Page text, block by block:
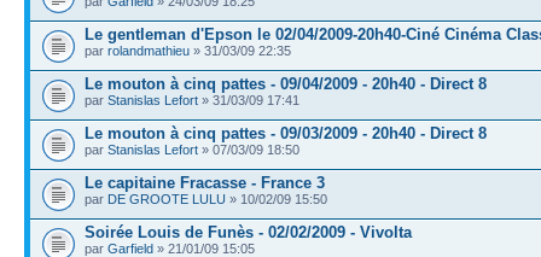
Le gentleman d'Epson le 02/04/2009-20h40-Ciné Cinéma
par rolandmathieu » 31/03/09 22:35
Le mouton à cinq pattes - 09/04/2009 - 20h40 - Direct 8
par Stanislas Lefort » 31/03/09 17:41
Le mouton à cinq pattes - 09/03/2009 - 20h40 - Direct 8
par Stanislas Lefort » 07/03/09 18:50
Le capitaine Fracasse - France 3
par DE GROOTE LULU » 10/02/09 15:50
Soirée Louis de Funès - 02/02/2009 - Vivolta
par Garfield » 21/01/09 15:05